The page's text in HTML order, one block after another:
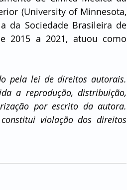
(University of Minnesota,
da Sociedade Brasileira de
2015 a 2021, atuou como
pela lei de direitos autorais.
a reprodução, distribuição,
por escrito da autora.
violação dos direitos